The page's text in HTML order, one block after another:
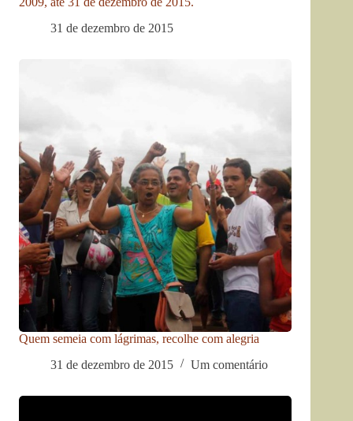
31 de dezembro de 2015
Quem semeia com lágrimas, recolhe com alegria
31 de dezembro de 2015
Um comentário